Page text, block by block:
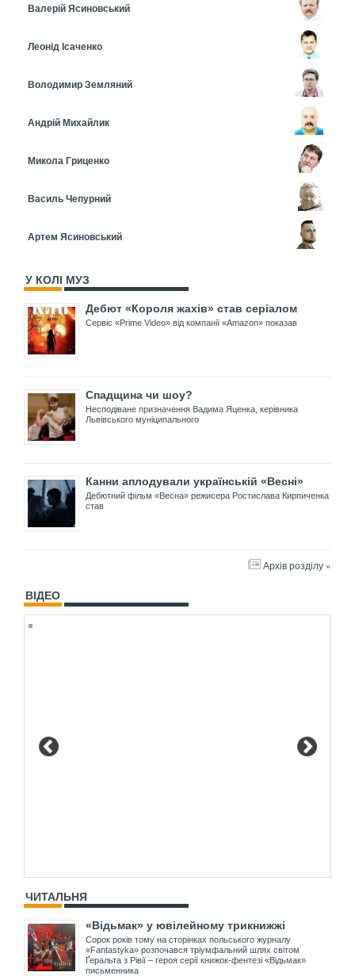
Валерій Ясиновський
Леонід Ісаченко
Володимир Земляний
Андрій Михайлик
Микола Гриценко
Василь Чепурний
Артем Ясиновський
У КОЛІ МУЗ
Дебют «Короля жахів» став серіалом
Сервіс «Prime Video» від компанії «Amazon» показав
Спадщина чи шоу?
Несподіване призначення Вадима Яценка, керівника
Львівського муніципального
Канни аплодували українській «Весні»
Дебютний фільм «Весна» режисера Ростислава Кирпиченка
став
Архів розділу »
ВІДЕО
ЧИТАЛЬНЯ
«Відьмак» у ювілейному трикнижжі
Сорок років тому на сторінках польського журналу
«Fantastyka» розпочався тріумфальний шлях світом
Ґеральта з Рівії – героя серії книжок-фентезі «Відьмак»
письменника